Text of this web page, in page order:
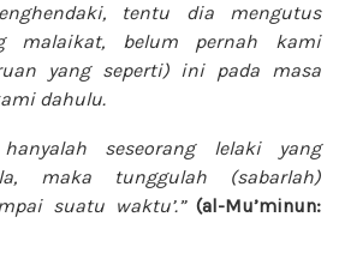
tentu dia mengutus
malaikat, belum pernah kami
yang seperti) ini pada masa
dahulu.
seseorang lelaki yang
maka tunggulah (sabarlah)
suatu waktu’.” (al-Mu’minun: